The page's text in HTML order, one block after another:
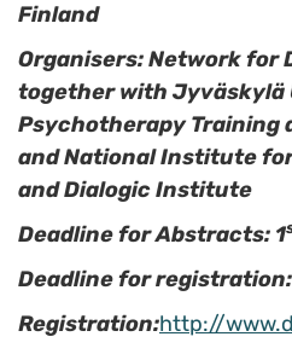
Finland
Organisers:Network for
together with Jyväskylä
Psychotherapy Training
andNational Institute
and Dialogic Institute
Deadline for Abstracts: 1
Deadline for
Registration:http://